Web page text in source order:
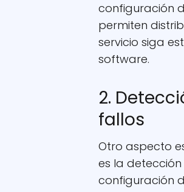
configuración
permiten
servicio siga
software.
2.
fallos
Otro aspecto
es la
configuración